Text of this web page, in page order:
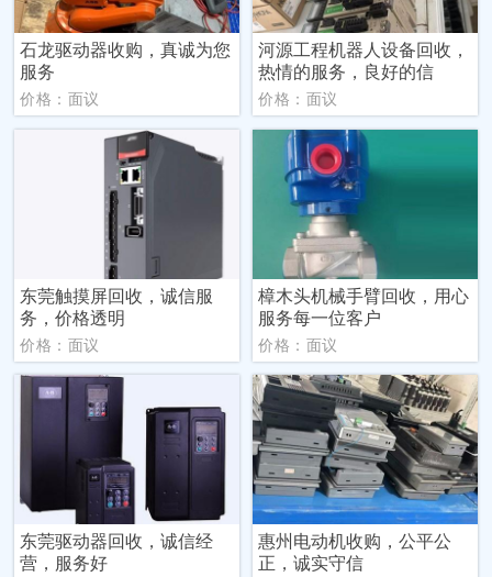
石龙驱动器收购，真诚为您
服务
价格：面议
河源工程机器人设备回收，
热情的服务，良好的信
价格：面议
东莞触摸屏回收，诚信服
务，价格透明
价格：面议
樟木头机械手臂回收，用心
服务每一位客户
价格：面议
东莞驱动器回收，诚信经
营，服务好
惠州电动机收购，公平公
正，诚实守信